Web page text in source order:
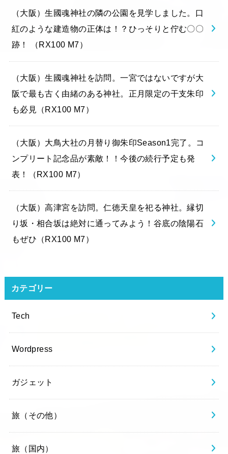
（大阪）生國魂神社の隣の公園を見学しました。口
紅のような建造物の正体は！？ひっそりと佇む〇〇
跡！ （RX100 M7）
（大阪）生國魂神社を訪問。一宮ではないですが大
阪で最も古く由緒のある神社。正月限定の干支朱印
も必見（RX100 M7）
（大阪）大鳥大社の月替り御朱印Season1完了。コ
ンプリート記念品が素敵！！今後の続行予定も発
表！（RX100 M7）
（大阪）高津宮を訪問。仁徳天皇を祀る神社。縁切
り坂・相合坂は絶対に通ってみよう！谷底の陰陽石
もぜひ（RX100 M7）
カテゴリー
Tech
Wordpress
ガジェット
旅（その他）
旅（国内）